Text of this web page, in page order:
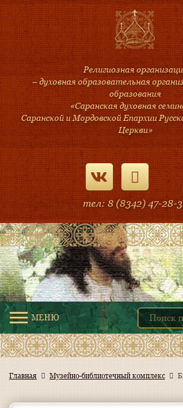
Религиозная
– духовная образовательная
образования
«Саранская духовная
Саранской и Мордовской Епархии
Церкви»
тел: 8 (8342) 47-28-
МЕНЮ
Главная Музейно-библиотечный комплекс